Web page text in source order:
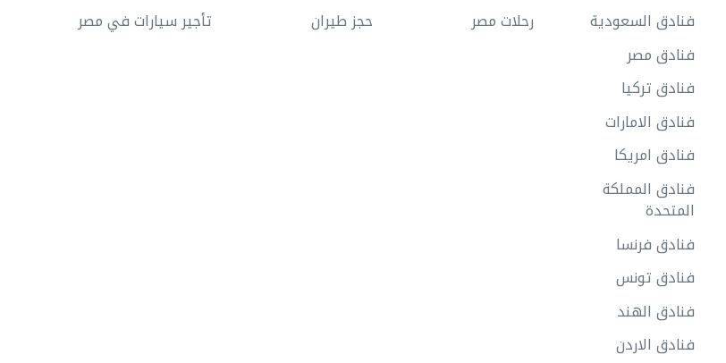
فنادق السعودية
فنادق مصر
فنادق تركيا
فنادق الامارات
فنادق امريكا
فنادق المملكة
المتحدة
فنادق فرنسا
فنادق تونس
فنادق الهند
فنادق الاردن
رحلات مصر
حجز طيران
تأجير سيارات في مصر